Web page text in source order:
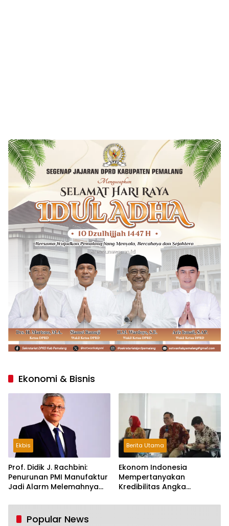
Ekonomi & Bisnis
Ekbis
Prof. Didik J. Rachbini:
Penurunan PMI Manufaktur
Jadi Alarm Melemahnya
Berita Utama
Ekonom Indonesia
Mempertanyakan
Kredibilitas Angka
Tumbuh Tapi Rapuh
Popular News